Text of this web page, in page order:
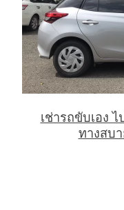
เช่ารถขับเอง
ทางสบ